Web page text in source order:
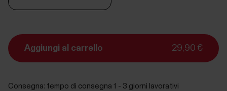
Aggiungi al carrello 29,90 €
Consegna: tempo di consegna 1 - 3 giorni lavorativi